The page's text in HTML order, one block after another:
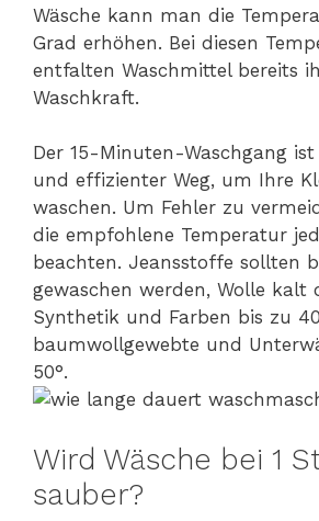
Wäsche kann man die
Grad erhöhen. Bei diesen
entfalten Waschmittel bereits
Waschkraft.
Der 15-Minuten-Waschgang
und effizienter Weg, um Ihre
waschen. Um Fehler zu
die empfohlene Temperatur
beachten. Jeansstoffe sollten
gewaschen werden, Wolle kalt
Synthetik und Farben bis zu
baumwollgewebte und
50°.
Wird Wäsche bei 1
sauber?